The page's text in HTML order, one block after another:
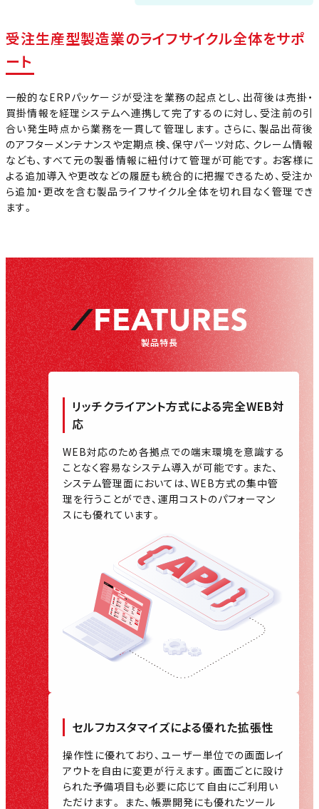
受注生産型製造業のライフサイクル全体をサポ
ート
一般的なERPパッケージが受注を業務の起点とし、出荷後は売掛・
買掛情報を経理システムへ連携して完了するのに対し、受注前の引
合い発生時点から業務を一貫して管理します。さらに、製品出荷後
のアフターメンテナンスや定期点検、保守パーツ対応、クレーム情報
なども、すべて元の製番情報に紐付けて管理が可能です。お客様に
よる追加導入や更改などの履歴も統合的に把握できるため、受注か
ら追加・更改を含む製品ライフサイクル全体を切れ目なく管理でき
ます。
FEATURES
製品特長
リッチクライアント方式による完全WEB対
応
WEB対応のため各拠点での端末環境を意識する
ことなく容易なシステム導入が可能です。また、
システム管理面においては、WEB方式の集中管
理を行うことができ、運用コストのパフォーマン
スにも優れています。
セルフカスタマイズによる優れた拡張性
操作性に優れており、ユーザー単位での画面レイ
アウトを自由に変更が行えます。画面ごとに設け
られた予備項目も必要に応じて自由にご利用い
ただけます。 また、帳票開発にも優れたツール